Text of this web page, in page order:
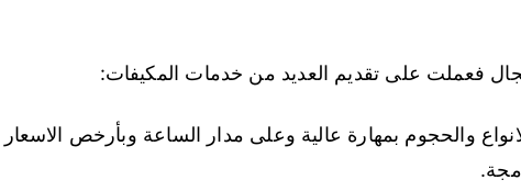
فعملت على تقديم العديد من خدمات المكيفات:
والحجوم بمهارة عالية وعلى مدار الساعة وبأرخص الاسعار